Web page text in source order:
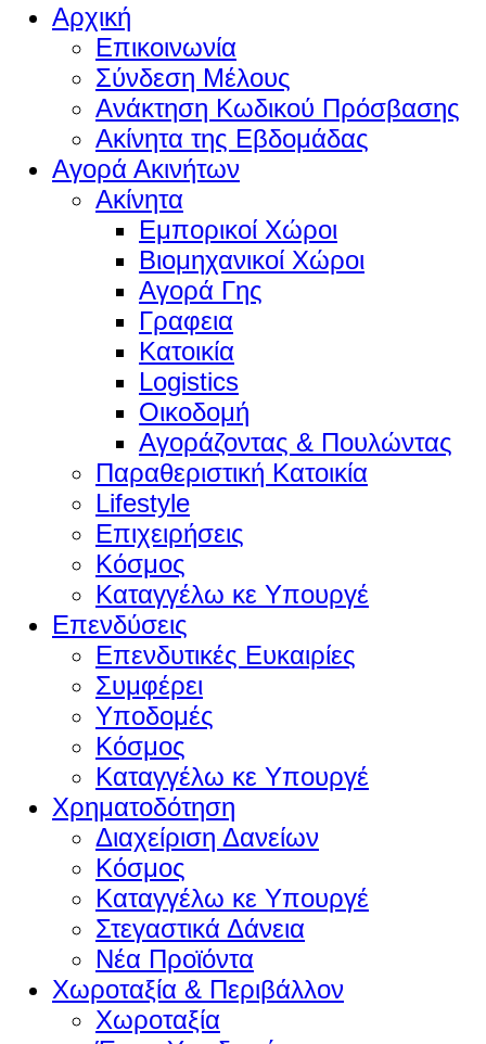
Αρχική
Επικοινωνία
Σύνδεση Μέλους
Ανάκτηση Κωδικού Πρόσβασης
Ακίνητα της Εβδομάδας
Αγορά Ακινήτων
Ακίνητα
Εμπορικοί Χώροι
Βιομηχανικοί Χώροι
Αγορά Γης
Γραφεια
Κατοικία
Logistics
Οικοδομή
Αγοράζοντας & Πουλώντας
Παραθεριστική Κατοικία
Lifestyle
Επιχειρήσεις
Κόσμος
Καταγγέλω κε Υπουργέ
Επενδύσεις
Επενδυτικές Ευκαιρίες
Συμφέρει
Υποδομές
Κόσμος
Καταγγέλω κε Υπουργέ
Χρηματοδότηση
Διαχείριση Δανείων
Κόσμος
Καταγγέλω κε Υπουργέ
Στεγαστικά Δάνεια
Νέα Προϊόντα
Χωροταξία & Περιβάλλον
Χωροταξία